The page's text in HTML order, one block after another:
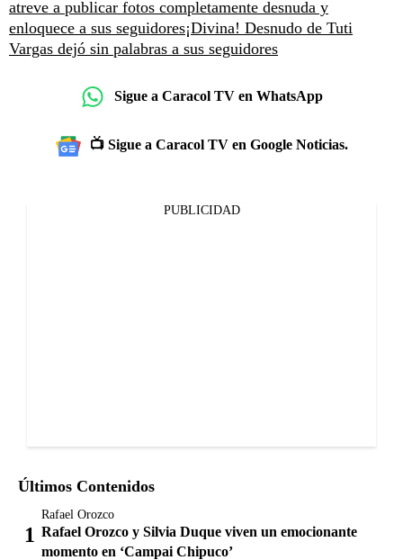
atreve a publicar fotos completamente desnuda y
enloquece a sus seguidores¡Divina! Desnudo de Tuti
Vargas dejó sin palabras a sus seguidores
Sigue a Caracol TV en WhatsApp
📺 Sigue a Caracol TV en Google Noticias.
PUBLICIDAD
Últimos Contenidos
Rafael Orozco
Rafael Orozco y Silvia Duque viven un emocionante
momento en ‘Campai Chipuco’